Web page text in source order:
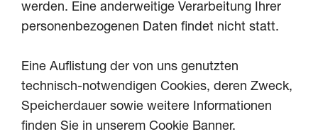
werden. Eine anderweitige Verarbeitung Ihrer
personenbezogenen Daten findet nicht statt.
Eine Auflistung der von uns genutzten
technisch-notwendigen Cookies, deren Zweck,
Speicherdauer sowie weitere Informationen
finden Sie in unserem Cookie Banner.